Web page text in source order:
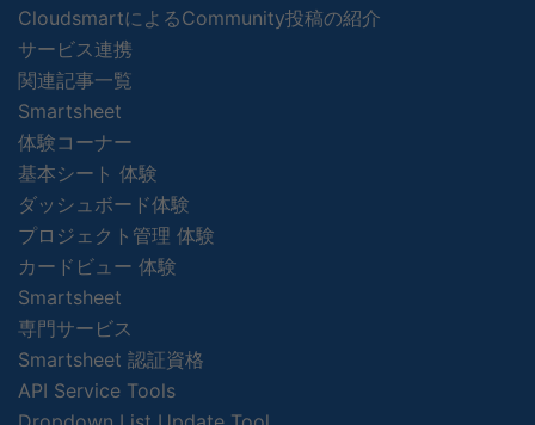
CloudsmartによるCommunity投稿の紹介
サービス連携
関連記事一覧
Smartsheet
体験コーナー
基本シート 体験
ダッシュボード体験
プロジェクト管理 体験
カードビュー 体験
Smartsheet
専門サービス
Smartsheet 認証資格
API Service Tools